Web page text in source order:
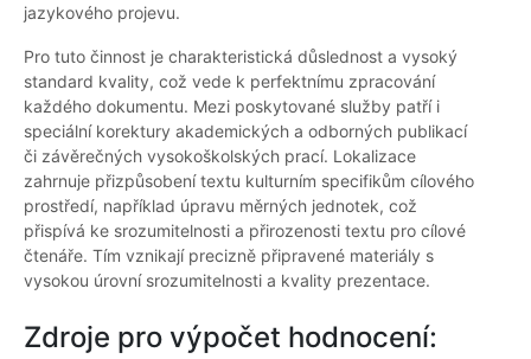
jazykového projevu.
Pro tuto činnost je charakteristická důslednost a vysoký
standard kvality, což vede k perfektnímu zpracování
každého dokumentu. Mezi poskytované služby patří i
speciální korektury akademických a odborných publikací
či závěrečných vysokoškolských prací. Lokalizace
zahrnuje přizpůsobení textu kulturním specifikům cílového
prostředí, například úpravu měrných jednotek, což
přispívá ke srozumitelnosti a přirozenosti textu pro cílové
čtenáře. Tím vznikají precizně připravené materiály s
vysokou úrovní srozumitelnosti a kvality prezentace.
Zdroje pro výpočet hodnocení: